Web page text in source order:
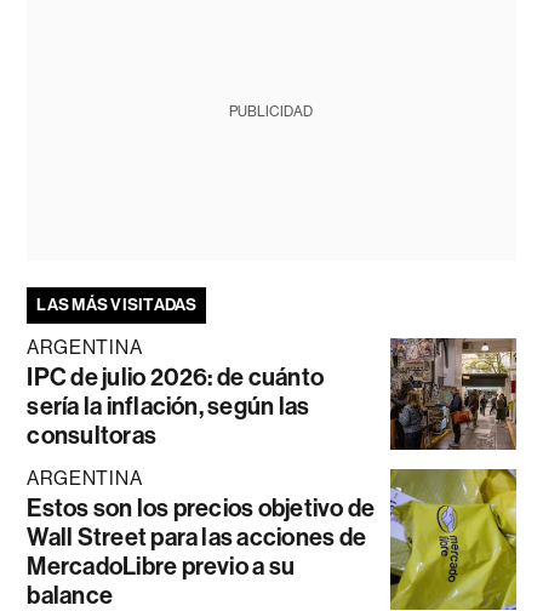
PUBLICIDAD
LAS MÁS VISITADAS
ARGENTINA
IPC de julio 2026: de cuánto
sería la inflación, según las
consultoras
ARGENTINA
Estos son los precios objetivo de
Wall Street para las acciones de
MercadoLibre previo a su
balance